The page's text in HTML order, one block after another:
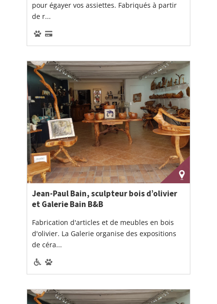
pour égayer vos assiettes. Fabriqués à partir
de r...
Jean-Paul Bain, sculpteur bois d’olivier
et Galerie Bain B&B
Fabrication d'articles et de meubles en bois
d'olivier. La Galerie organise des expositions
de céra...